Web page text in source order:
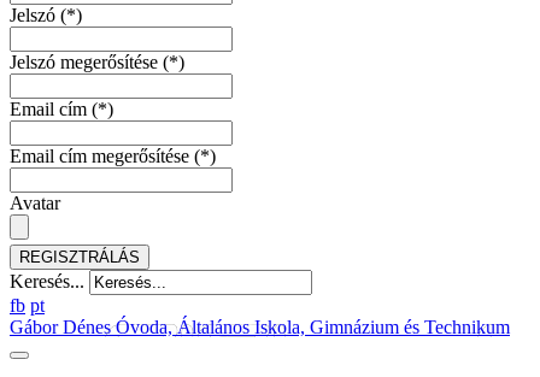
Jelszó (*)
Jelszó megerősítése (*)
Email cím (*)
Email cím megerősítése (*)
Avatar
REGISZTRÁLÁS
Keresés...
fb pt
Gábor Dénes Óvoda, Általános Iskola, Gimnázium és Technikum